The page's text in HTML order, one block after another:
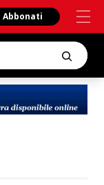
Abbonati